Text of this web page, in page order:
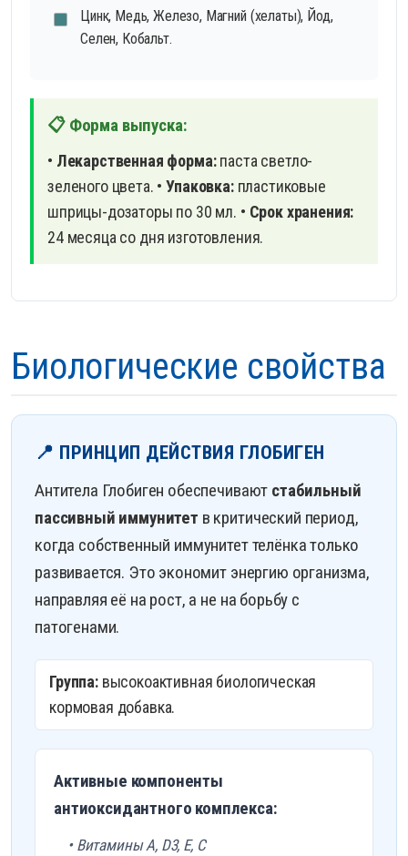
Цинк, Медь, Железо, Магний (хелаты), Йод,
Селен, Кобальт.
📋 Форма выпуска:
• Лекарственная форма:паста светло-
зеленого цвета. •Упаковка:пластиковые
шприцы-дозаторы по 30 мл. • Срок хранения:
24 месяца со дня изготовления.
Биологические свойства
📍 ПРИНЦИП ДЕЙСТВИЯ ГЛОБИГЕН
Антитела Глобиген обеспечивают стабильный
пассивный иммунитет в критический период,
когда собственный иммунитет телёнка только
развивается. Это экономит энергию организма,
направляя её на рост, а не на борьбу с
патогенами.
Группа:высокоактивная биологическая
кормовая добавка.
Активные компоненты
антиоксидантного комплекса:
• Витамины A, D3, E, C